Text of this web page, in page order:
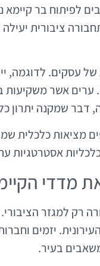
לפיתוח בר קיימא
ציבורית יעילה
עסקים. לדוגמה,
ערים אשר משקיעות
דבר שמקנה יתרון
מציאות כלכלית
אסטרטגיות
רק למגזר הציבורי.
יזמים
בעיר.